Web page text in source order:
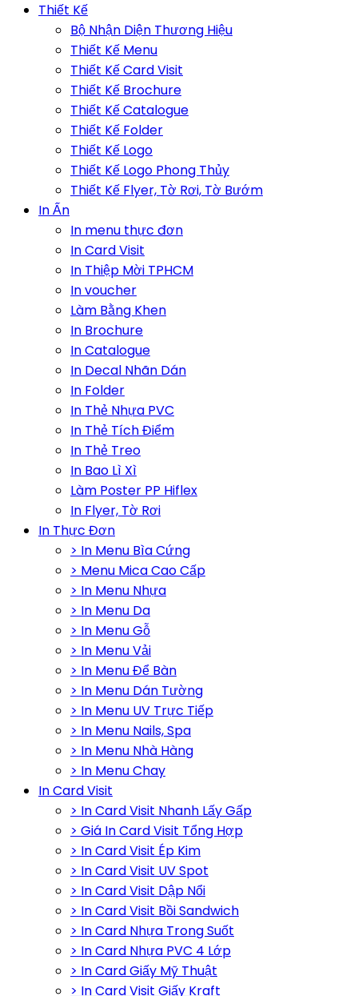
Thiết Kế
Bộ Nhận Diện Thương Hiệu
Thiết Kế Menu
Thiết Kế Card Visit
Thiết Kế Brochure
Thiết Kế Catalogue
Thiết Kế Folder
Thiết Kế Logo
Thiết Kế Logo Phong Thủy
Thiết Kế Flyer, Tờ Rơi, Tờ Bướm
In Ấn
In menu thực đơn
In Card Visit
In Thiệp Mời TPHCM
In voucher
Làm Bằng Khen
In Brochure
In Catalogue
In Decal Nhãn Dán
In Folder
In Thẻ Nhựa PVC
In Thẻ Tích Điểm
In Thẻ Treo
In Bao Lì Xì
Làm Poster PP Hiflex
In Flyer, Tờ Rơi
In Thực Đơn
> In Menu Bìa Cứng
> Menu Mica Cao Cấp
> In Menu Nhựa
> In Menu Da
> In Menu Gỗ
> In Menu Vải
> In Menu Để Bàn
> In Menu Dán Tường
> In Menu UV Trực Tiếp
> In Menu Nails, Spa
> In Menu Nhà Hàng
> In Menu Chay
In Card Visit
> In Card Visit Nhanh Lấy Gấp
> Giá In Card Visit Tổng Hợp
> In Card Visit Ép Kim
> In Card Visit UV Spot
> In Card Visit Dập Nổi
> In Card Visit Bồi Sandwich
> In Card Nhựa Trong Suốt
> In Card Nhựa PVC 4 Lớp
> In Card Giấy Mỹ Thuật
> In Card Visit Giấy Kraft